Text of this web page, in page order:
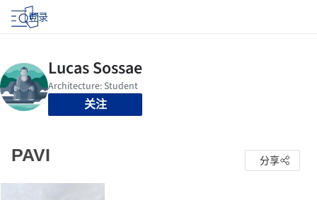
登录
关注
PAVI 分享